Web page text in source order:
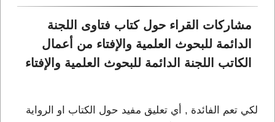
مشاركات القراء حول كتاب فتاوى اللجنة
الدائمة للبحوث العلمية والإفتاء من أعمال
الكاتب اللجنة الدائمة للبحوث العلمية والإفتاء
لكي تعم الفائدة , أي تعليق مفيد حول الكتاب او الرواية